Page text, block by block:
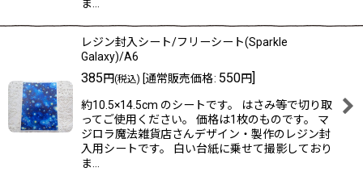
ま…
レジン封入シート/フリーシート(Sparkle
Galaxy)/A6
385円(税込) [通常販売価格: 550円]
約10.5×14.5cm のシートです。 はさみ等で切り取
ってご使用ください。 価格は1枚のものです。 マ
ジロラ魔法雑貨店さんデザイン・製作のレジン封
入用シートです。 白い台紙に乗せて撮影しており
ま…